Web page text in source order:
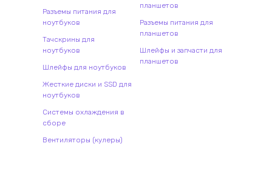
Разъемы питания для
ноутбуков
Тачскрины для
ноутбуков
Шлейфы для ноутбуков
Жесткие диски и SSD для
ноутбуков
Системы охлаждения в
сборе
Вентиляторы (кулеры)
планшетов
Разъемы питания для
планшетов
Шлейфы и запчасти для
планшетов